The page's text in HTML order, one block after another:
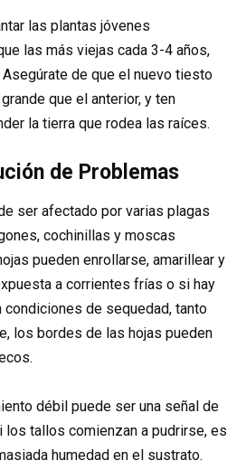
las plantas jóvenes
las más viejas cada 3-4 años,
de que el nuevo tiesto
que el anterior, y ten
la tierra que rodea las raíces.
de Problemas
ser afectado por varias plagas
cochinillas y moscas
pueden enrollarse, amarillear y
a corrientes frías o si hay
condiciones de sequedad, tanto
los bordes de las hojas pueden
débil puede ser una señal de
los tallos comienzan a pudrirse, es
humedad en el sustrato.